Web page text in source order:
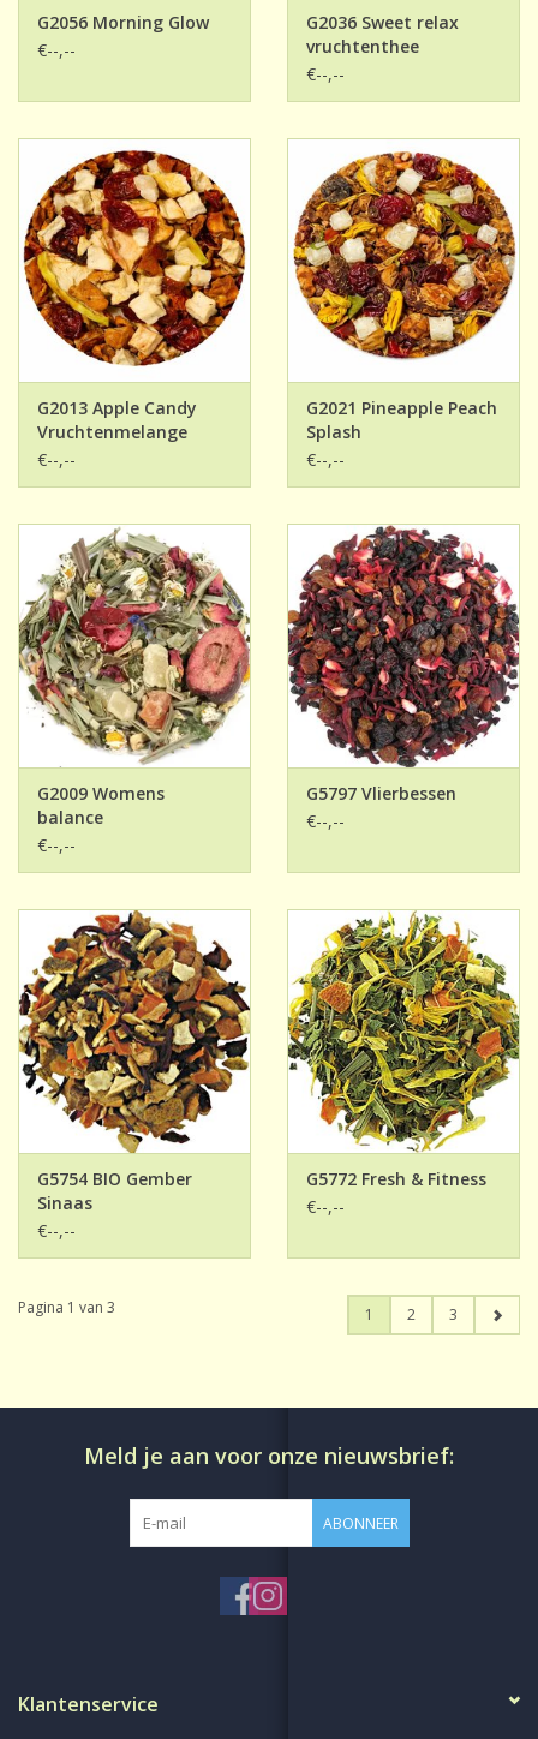
G2056 Morning Glow
€--,--
G2036 Sweet relax
vruchtenthee
€--,--
G2013 Apple Candy
Vruchtenmelange
€--,--
G2021 Pineapple Peach
Splash
€--,--
G2009 Womens
balance
€--,--
G5797 Vlierbessen
€--,--
G5754 BIO Gember
Sinaas
€--,--
G5772 Fresh & Fitness
€--,--
Pagina 1 van 3 1 2 3
Meld je aan voor onze nieuwsbrief:
ABONNEER
Klantenservice